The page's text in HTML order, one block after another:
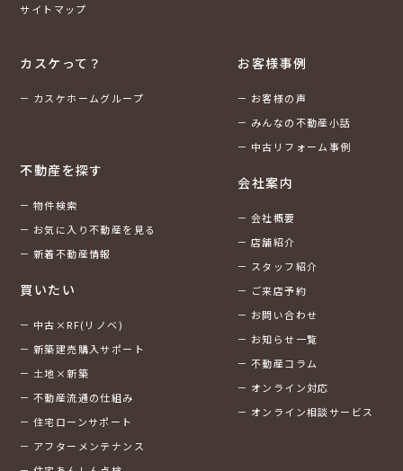
サイトマップ
カスケって？
カスケホームグループ
不動産を探す
物件検索
お気に入り不動産を見る
新着不動産情報
買いたい
中古×RF(リノベ)
新築建売購入サポート
土地×新築
不動産流通の仕組み
住宅ローンサポート
アフターメンテナンス
お客様事例
お客様の声
みんなの不動産小話
中古リフォーム事例
会社案内
会社概要
店舗紹介
スタッフ紹介
ご来店予約
お問い合わせ
お知らせ一覧
不動産コラム
オンライン対応
オンライン相談サービス